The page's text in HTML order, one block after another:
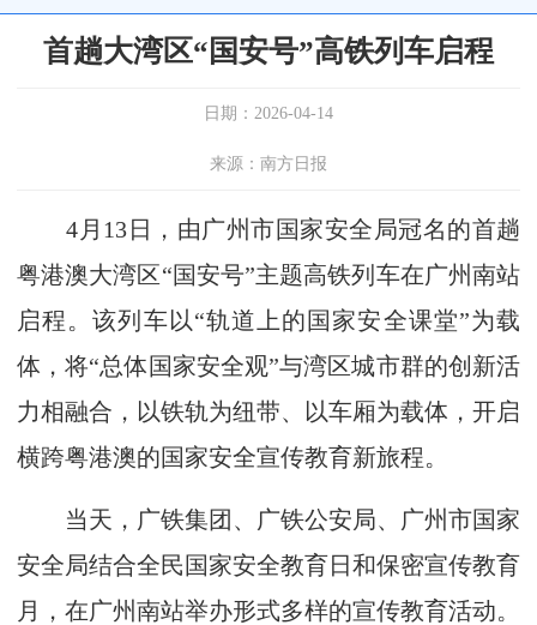
首趟大湾区“国安号”高铁列车启程
日期：2026-04-14
来源：南方日报
4月13日，由广州市国家安全局冠名的首趟
粤港澳大湾区“国安号”主题高铁列车在广州南站
启程。该列车以“轨道上的国家安全课堂”为载
体，将“总体国家安全观”与湾区城市群的创新活
力相融合，以铁轨为纽带、以车厢为载体，开启
横跨粤港澳的国家安全宣传教育新旅程。
当天，广铁集团、广铁公安局、广州市国家
安全局结合全民国家安全教育日和保密宣传教育
月，在广州南站举办形式多样的宣传教育活动。